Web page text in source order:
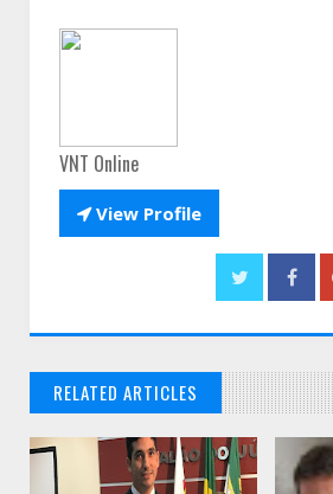
VNT Online
View Profile
RELATED ARTICLES
// THATS WHAT YOU